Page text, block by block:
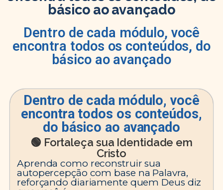
básico ao avançado
Dentro de cada módulo, você
encontra todos os conteúdos, do
básico ao avançado
Dentro de cada módulo, você
encontra todos os conteúdos,
do básico ao avançado
🟢 Fortaleça sua Identidade em
Cristo
Aprenda como reconstruir sua
autopercepção com base na Palavra,
reforçando diariamente quem Deus diz